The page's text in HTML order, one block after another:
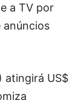
a TV por
atingirá US$